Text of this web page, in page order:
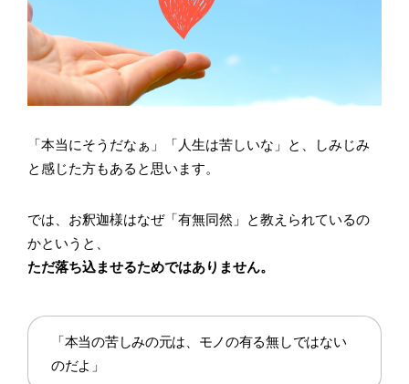
「本当にそうだなぁ」「人生は苦しいな」と、しみじみ
と感じた方もあると思います。
では、お釈迦様はなぜ「有無同然」と教えられているの
かというと、
ただ落ち込ませるためではありません。
「本当の苦しみの元は、モノの有る無しではない
のだよ」